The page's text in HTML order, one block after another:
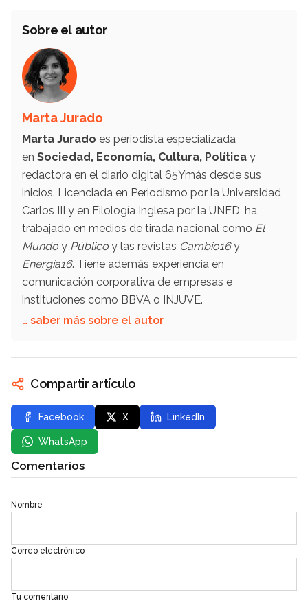
Sobre el autor
Marta Jurado
Marta Jurado es periodista especializada
en Sociedad, Economía, Cultura, Política y
redactora en el diario digital 65Ymás desde sus
inicios. Licenciada en Periodismo por la Universidad
Carlos III y en Filología Inglesa por la UNED, ha
trabajado en medios de tirada nacional como El
Mundo y Público y las revistas Cambio16y
Energía16. Tiene además experiencia en
comunicación corporativa de empresas e
instituciones como BBVA o INJUVE.
… saber más sobre el autor
Compartir artículo
Facebook X LinkedIn
WhatsApp
Comentarios
Nombre
Correo electrónico
Tu comentario